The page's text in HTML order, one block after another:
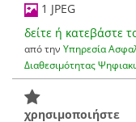
1 JPEG
δείτε ή κατεβάστε
από την Υπηρεσία
Διαθεσιμότητας
χρησιμοποιήστε